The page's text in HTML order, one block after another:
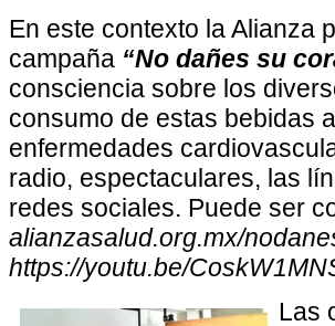
En este contexto la Alianza
campaña “No dañes su
consciencia sobre los
consumo de estas bebidas
enfermedades
radio, espectaculares, las
redes sociales. Puede ser
alianzasalud.org.mx/
https://youtu.be/
Las